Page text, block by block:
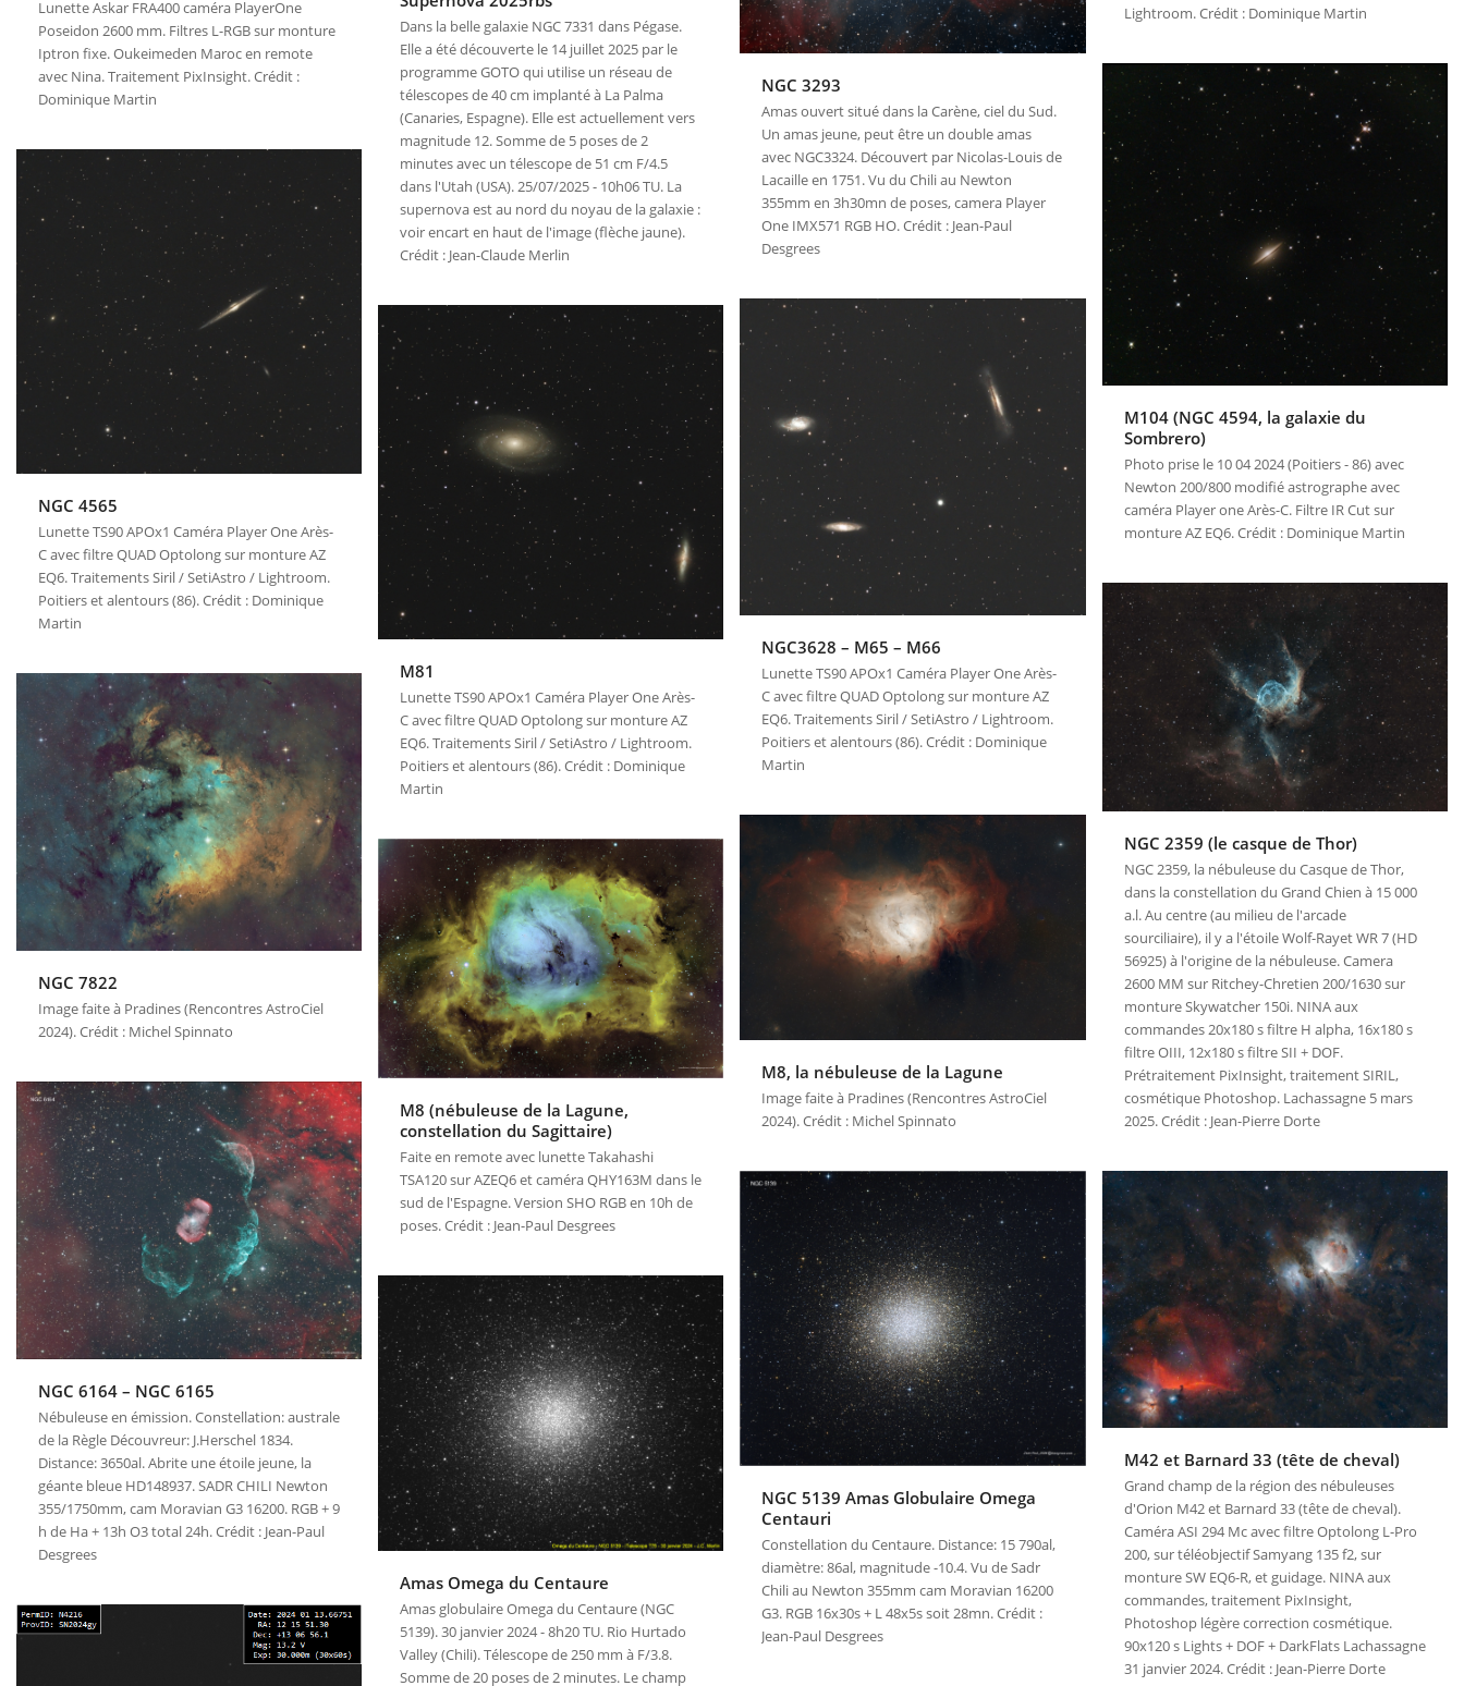
Lightroom. Crédit : Dominique Martin
Lunette Askar FRA400 caméra PlayerOne
Poseidon 2600 mm. Filtres L-RGB sur monture
Iptron fixe. Oukeimeden Maroc en remote
avec Nina. Traitement PixInsight. Crédit :
Dominique Martin
Dans la belle galaxie NGC 7331 dans Pégase.
Elle a été découverte le 14 juillet 2025 par le
programme GOTO qui utilise un réseau de
télescopes de 40 cm implanté à La Palma
(Canaries, Espagne). Elle est actuellement vers
magnitude 12. Somme de 5 poses de 2
minutes avec un télescope de 51 cm F/4.5
dans l'Utah (USA). 25/07/2025 - 10h06 TU. La
supernova est au nord du noyau de la galaxie :
voir encart en haut de l'image (flèche jaune).
Crédit : Jean-Claude Merlin
NGC 3293
Amas ouvert situé dans la Carène, ciel du Sud.
Un amas jeune, peut être un double amas
avec NGC3324. Découvert par Nicolas-Louis de
Lacaille en 1751. Vu du Chili au Newton
355mm en 3h30mn de poses, camera Player
One IMX571 RGB HO. Crédit : Jean-Paul
Desgrees
M104 (NGC 4594, la galaxie du
Sombrero)
Photo prise le 10 04 2024 (Poitiers - 86) avec
Newton 200/800 modifié astrographe avec
caméra Player one Arès-C. Filtre IR Cut sur
monture AZ EQ6. Crédit : Dominique Martin
NGC 4565
Lunette TS90 APOx1 Caméra Player One Arès-
C avec filtre QUAD Optolong sur monture AZ
EQ6. Traitements Siril / SetiAstro / Lightroom.
Poitiers et alentours (86). Crédit : Dominique
Martin
NGC3628 – M65 – M66
Lunette TS90 APOx1 Caméra Player One Arès-
C avec filtre QUAD Optolong sur monture AZ
EQ6. Traitements Siril / SetiAstro / Lightroom.
Poitiers et alentours (86). Crédit : Dominique
Martin
M81
Lunette TS90 APOx1 Caméra Player One Arès-
C avec filtre QUAD Optolong sur monture AZ
EQ6. Traitements Siril / SetiAstro / Lightroom.
Poitiers et alentours (86). Crédit : Dominique
Martin
NGC 2359 (le casque de Thor)
NGC 2359, la nébuleuse du Casque de Thor,
dans la constellation du Grand Chien à 15 000
a.l. Au centre (au milieu de l'arcade
sourciliaire), il y a l'étoile Wolf-Rayet WR 7 (HD
56925) à l'origine de la nébuleuse. Camera
2600 MM sur Ritchey-Chretien 200/1630 sur
monture Skywatcher 150i. NINA aux
commandes 20x180 s filtre H alpha, 16x180 s
filtre OIII, 12x180 s filtre SII + DOF.
Prétraitement PixInsight, traitement SIRIL,
cosmétique Photoshop. Lachassagne 5 mars
2025. Crédit : Jean-Pierre Dorte
NGC 7822
Image faite à Pradines (Rencontres AstroCiel
2024). Crédit : Michel Spinnato
M8, la nébuleuse de la Lagune
Image faite à Pradines (Rencontres AstroCiel
2024). Crédit : Michel Spinnato
M8 (nébuleuse de la Lagune,
constellation du Sagittaire)
Faite en remote avec lunette Takahashi
TSA120 sur AZEQ6 et caméra QHY163M dans le
sud de l'Espagne. Version SHO RGB en 10h de
poses. Crédit : Jean-Paul Desgrees
NGC 6164 – NGC 6165
Nébuleuse en émission. Constellation: australe
de la Règle Découvreur: J.Herschel 1834.
Distance: 3650al. Abrite une étoile jeune, la
géante bleue HD148937. SADR CHILI Newton
355/1750mm, cam Moravian G3 16200. RGB + 9
h de Ha + 13h O3 total 24h. Crédit : Jean-Paul
Desgrees
NGC 5139 Amas Globulaire Omega
Centauri
Constellation du Centaure. Distance: 15 790al,
diamètre: 86al, magnitude -10.4. Vu de Sadr
Chili au Newton 355mm cam Moravian 16200
G3. RGB 16x30s + L 48x5s soit 28mn. Crédit :
Jean-Paul Desgrees
M42 et Barnard 33 (tête de cheval)
Grand champ de la région des nébuleuses
d'Orion M42 et Barnard 33 (tête de cheval).
Caméra ASI 294 Mc avec filtre Optolong L-Pro
200, sur téléobjectif Samyang 135 f2, sur
monture SW EQ6-R, et guidage. NINA aux
commandes, traitement PixInsight,
Photoshop légère correction cosmétique.
90x120 s Lights + DOF + DarkFlats Lachassagne
31 janvier 2024. Crédit : Jean-Pierre Dorte
Amas Omega du Centaure
Amas globulaire Omega du Centaure (NGC
5139). 30 janvier 2024 - 8h20 TU. Rio Hurtado
Valley (Chili). Télescope de 250 mm à F/3.8.
Somme de 20 poses de 2 minutes. Le champ